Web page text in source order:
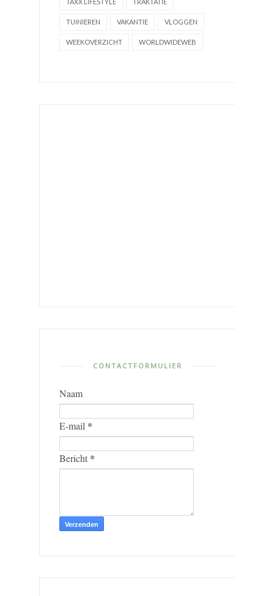
TAXX LIFESTYLE TRAKTATIE
TUINIEREN VAKANTIE VLOGGEN
WEEKOVERZICHT WORLDWIDEWEB
CONTACTFORMULIER
Naam
E-mail *
Bericht *